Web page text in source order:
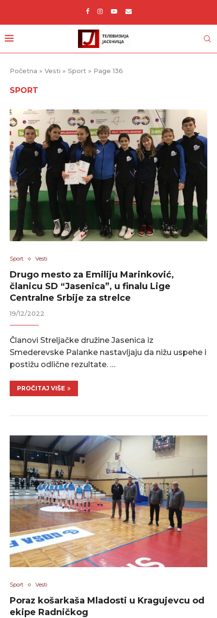
Početna » Vesti » Sport » Page 136
SPORT
Sport Vesti
Drugo mesto za Emiliju Marinković,
članicu SD “Jasenica”, u finalu Lige
Centralne Srbije za strelce
19/12/2022
Članovi Streljačke družine Jasenica iz
Smederevske Palanke nastavljaju da nižu uspehe i
postižu odlične rezultate. …
PROČITAJ VIŠE
Sport Vesti
Poraz košarkaša Mladosti u Kragujevcu od
ekipe Radničkog